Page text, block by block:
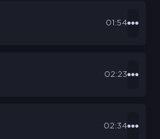
01:54
02:23
02:34